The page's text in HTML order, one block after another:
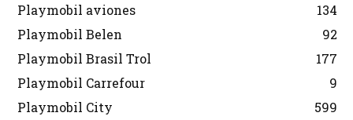
Playmobil aviones
134
Playmobil Belen
92
Playmobil Brasil Trol
177
Playmobil Carrefour
9
Playmobil City
599